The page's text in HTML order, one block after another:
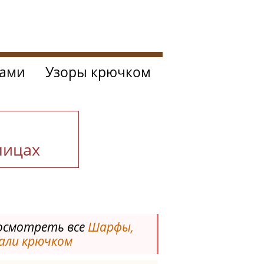
все Шарфы,
крючком
Узоры крючком